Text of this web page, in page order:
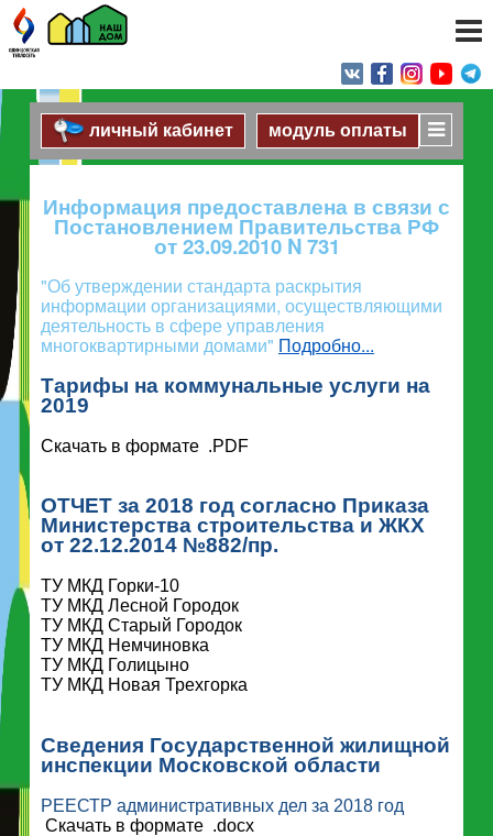
личный кабинет модуль оплаты
Информация предоставлена в связи с
Постановлением Правительства РФ
от 23.09.2010 N 731
"Об утверждении стандарта раскрытия
информации организациями, осуществляющими
деятельность в сфере управления
многоквартирными домами" Подробно...
Тарифы на коммунальные услуги на
2019
Скачать в формате .PDF
ОТЧЕТ за 2018 год согласно Приказа
Министерства строительства и ЖКХ
от 22.12.2014 №882/пр.
ТУ МКД Горки-10
ТУ МКД Лесной Городок
ТУ МКД Старый Городок
ТУ МКД Немчиновка
ТУ МКД Голицыно
ТУ МКД Новая Трехгорка
Сведения Государственной жилищной
инспекции Московской области
РЕЕСТР административных дел за 2018 год
Скачать в формате .docx